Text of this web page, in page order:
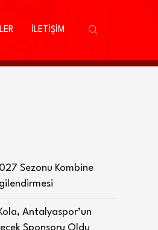
İLETİŞİM
Sezonu Kombine
Antalyaspor’un
Sponsoru Oldu